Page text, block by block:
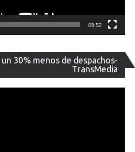
09:52
un 30% menos de despachos-
TransMedia
de